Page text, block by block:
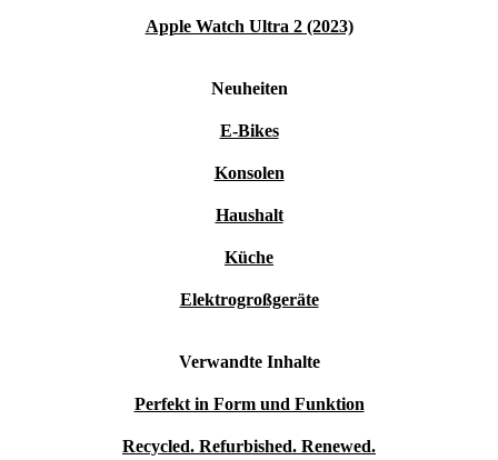
Apple Watch Ultra 2 (2023)
Neuheiten
E-Bikes
Konsolen
Haushalt
Küche
Elektrogroßgeräte
Verwandte Inhalte
Perfekt in Form und Funktion
Recycled. Refurbished. Renewed.